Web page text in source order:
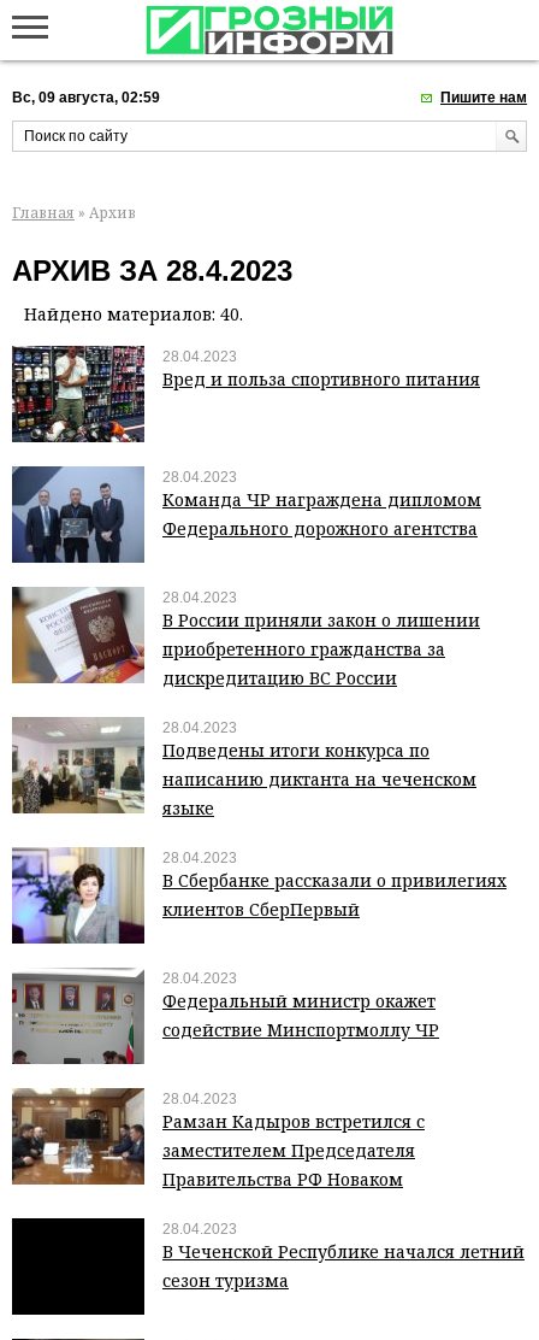
Вс, 09 августа, 02:59 Пишите нам
Главная » Архив
АРХИВ ЗА 28.4.2023
Найдено материалов: 40.
28.04.2023
Вред и польза спортивного питания
28.04.2023
Команда ЧР награждена дипломом
Федерального дорожного агентства
28.04.2023
В России приняли закон о лишении
приобретенного гражданства за
дискредитацию ВС России
28.04.2023
Подведены итоги конкурса по
написанию диктанта на чеченском
языке
28.04.2023
В Сбербанке рассказали о привилегиях
клиентов СберПервый
28.04.2023
Федеральный министр окажет
содействие Минспортмоллу ЧР
28.04.2023
Рамзан Кадыров встретился с
заместителем Председателя
Правительства РФ Новаком
28.04.2023
В Чеченской Республике начался летний
сезон туризма